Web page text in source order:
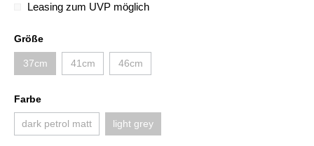
Leasing zum UVP möglich
Größe
37cm 41cm 46cm
Farbe
dark petrol matt light grey